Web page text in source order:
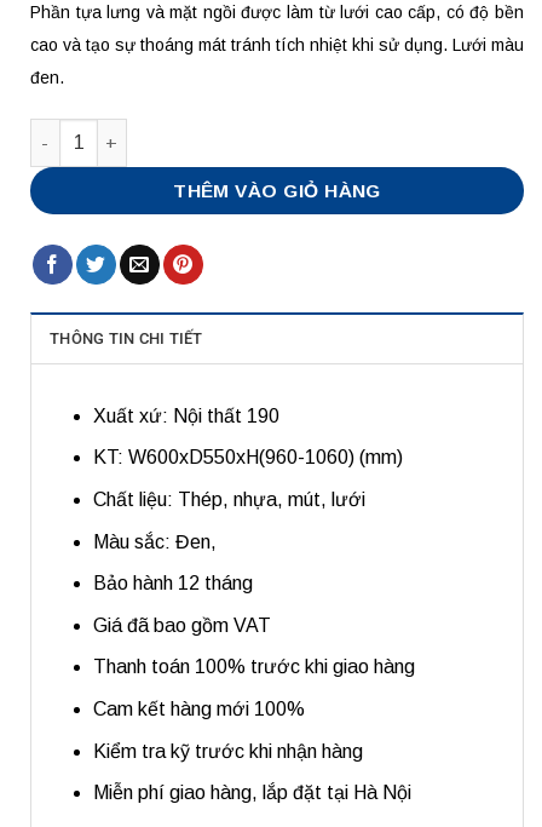
Phần tựa lưng và mặt ngồi được làm từ lưới cao cấp, có độ bền
cao và tạo sự thoáng mát tránh tích nhiệt khi sử dụng. Lưới màu
đen.
Số lượng
THÊM VÀO GIỎ HÀNG
THÔNG TIN CHI TIẾT
Xuất xứ: Nội thất 190
KT: W600xD550xH(960-1060) (mm)
Chất liệu: Thép, nhựa, mút, lưới
Màu sắc: Đen,
Bảo hành 12 tháng
Giá đã bao gồm VAT
Thanh toán 100% trước khi giao hàng
Cam kết hàng mới 100%
Kiểm tra kỹ trước khi nhận hàng
Miễn phí giao hàng, lắp đặt tại Hà Nội